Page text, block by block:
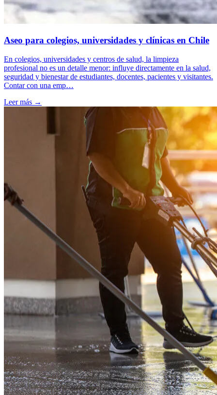
Aseo para colegios, universidades y clínicas en Chile
En colegios, universidades y centros de salud, la limpieza
profesional no es un detalle menor: influye directamente en la salud,
seguridad y bienestar de estudiantes, docentes, pacientes y visitantes.
Contar con una emp…
Leer más →